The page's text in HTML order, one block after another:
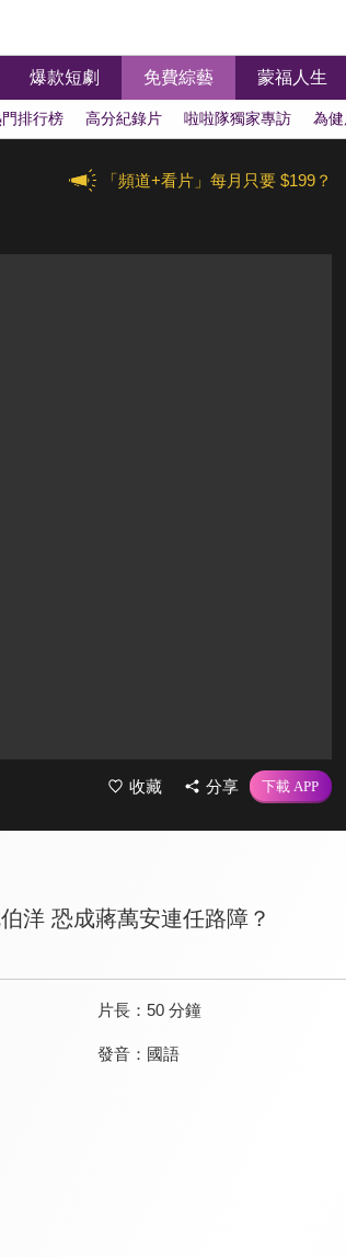
爆款短劇 免費綜藝 蒙福人生
排行榜 高分紀錄片 啦啦隊獨家專訪 為健
「頻道+看片」每月只要 $199？
收藏 分享
洋 恐成蔣萬安連任路障？
片長： 50 分鐘
發音： 國語